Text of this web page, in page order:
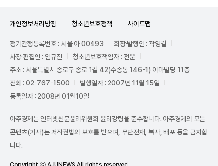
개인정보처리방침 청소년보호정책 사이트맵
정기간행등록번호 : 서울 아 00493
회장·발행인 : 곽영길
사장·편집인 : 임규진
청소년보호책임자 : 전운
주소 : 서울특별시 종로구 종로 1길 42(수송동 146-1) 이마빌딩 11층
전화 : 02-767-1500
발행일자 : 2007년 11월 15일
등록일자 : 2008년 01월10일
아주경제는 인터넷신문윤리위원회 윤리강령을 준수합니다. 아주경제의 모든
콘텐츠(기사)는 저작권법의 보호를 받으며, 무단전재, 복사, 배포 등을 금지합
니다.
Copyright ⓒ AJUNEWS All rights reserved.